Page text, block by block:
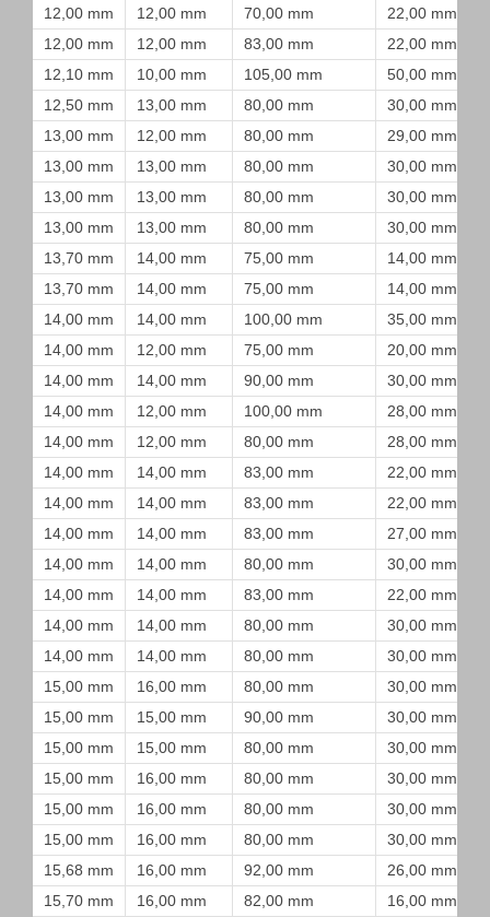
12,00 mm
12,00 mm 70,00 mm
22,00 mm
12,00 mm
12,00 mm 83,00 mm
22,00 mm
12,10 mm
10,00 mm 105,00 mm
50,00 mm
12,50 mm
13,00 mm 80,00 mm
30,00 mm
13,00 mm
12,00 mm 80,00 mm
29,00 mm
13,00 mm
13,00 mm 80,00 mm
30,00 mm
13,00 mm
13,00 mm 80,00 mm
30,00 mm
13,00 mm
13,00 mm 80,00 mm
30,00 mm
13,70 mm
14,00 mm 75,00 mm
14,00 mm
13,70 mm
14,00 mm 75,00 mm
14,00 mm
14,00 mm
14,00 mm 100,00 mm
35,00 mm
14,00 mm
12,00 mm 75,00 mm
20,00 mm
14,00 mm
14,00 mm 90,00 mm
30,00 mm
14,00 mm
12,00 mm 100,00 mm
28,00 mm
14,00 mm
12,00 mm 80,00 mm
28,00 mm
14,00 mm
14,00 mm 83,00 mm
22,00 mm
14,00 mm
14,00 mm 83,00 mm
22,00 mm
14,00 mm
14,00 mm 83,00 mm
27,00 mm
14,00 mm
14,00 mm 80,00 mm
30,00 mm
14,00 mm
14,00 mm 83,00 mm
22,00 mm
14,00 mm
14,00 mm 80,00 mm
30,00 mm
14,00 mm
14,00 mm 80,00 mm
30,00 mm
15,00 mm
16,00 mm 80,00 mm
30,00 mm
15,00 mm
15,00 mm 90,00 mm
30,00 mm
15,00 mm
15,00 mm 80,00 mm
30,00 mm
15,00 mm
16,00 mm 80,00 mm
30,00 mm
15,00 mm
16,00 mm 80,00 mm
30,00 mm
15,00 mm
16,00 mm 80,00 mm
30,00 mm
15,68 mm
16,00 mm 92,00 mm
26,00 mm
15,70 mm
16,00 mm 82,00 mm 16,00 mm